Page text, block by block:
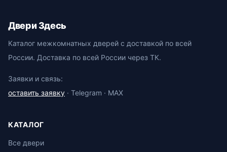
Двери Здесь
Каталог межкомнатных дверей с доставкой по всей
России. Доставка по всей России через ТК.
Заявки и связь:
оставить заявку · Telegram · MAX
КАТАЛОГ
Все двери